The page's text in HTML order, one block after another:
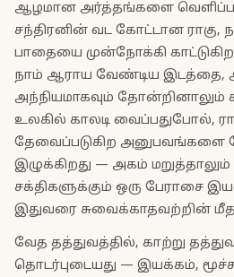
ஆழமான அர்த்தங்களை
சந்திரனின் வட கோட்டான ராகு,
பாதையை முன்நோக்கி
நாம் ஆராய வேண்டிய இடத்தை,
அந்நியமாகவும் தோன்றினாலும்
உலகில் காலடி வைப்பதுபோல்,
தேவைப்படுகிற அனுபவங்களை
இழுக்கிறது — அகம்
சக்திகளுக்கும் ஒரு பேராசை
இதுவரை சுவைக்காதவற்றின்
வேத தத்துவத்தில், காற்று
தொடர்புடையது — இயக்கம்,